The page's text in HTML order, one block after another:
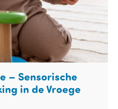
– Sensorische
in de Vroege